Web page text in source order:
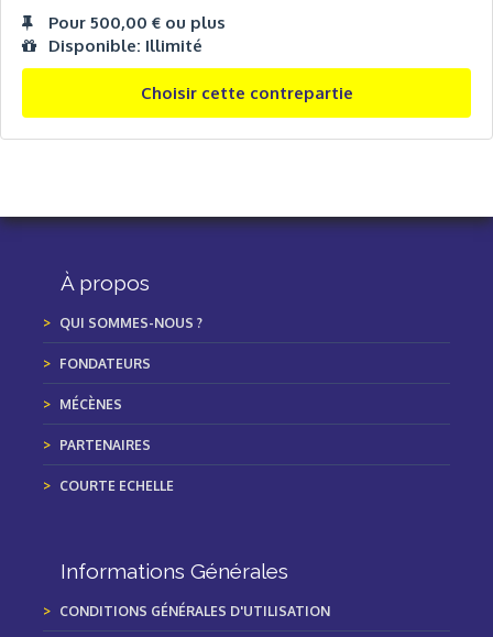
Pour 500,00 € ou plus
Disponible: Illimité
Choisir cette contrepartie
À propos
QUI SOMMES-NOUS ?
FONDATEURS
MÉCÈNES
PARTENAIRES
COURTE ECHELLE
Informations Générales
CONDITIONS GÉNÉRALES D'UTILISATION